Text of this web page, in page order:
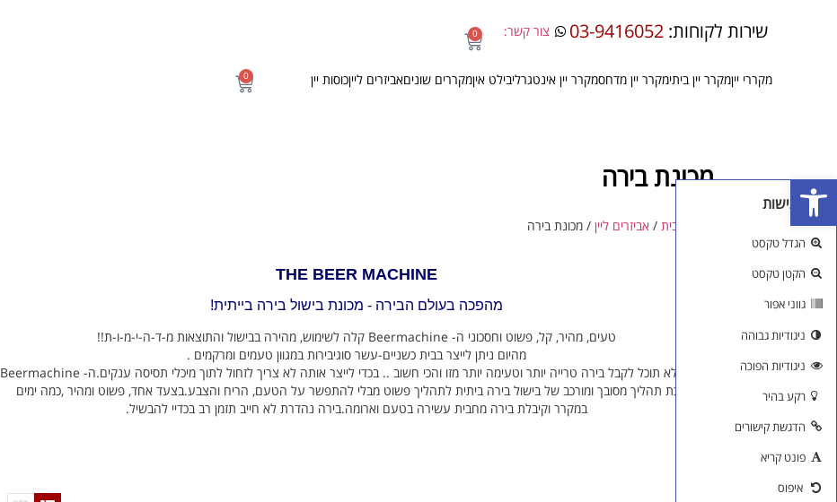
שירות לקוחות: 03-9416052 צור קשר: 0
מקררי ייןמקרר יין ביתימקרר יין מדחסמקרר יין אינטגרליבילט איןמקררים שוניםאביזרים לייןכוסות יין 0
מכונת בירה
עמוד הבית / אביזרים ליין / מכונת בירה
THE BEER MACHINE
מהפכה בעולם הבירה - מכונת בישול בירה בייתית!
טעים, מהיר, קל, פשוט וחסכוני ה- Beermachine קלה לשימוש, מהירה בבישול והתוצאות מ-ד-ה-י-מ-ו-ת!!
מהיום ניתן לייצר בבית כשניים-עשר סוגיבירות במגוון טעמים ומרקמים .
לעולם לא תוכל לקבל בירה טרייה יותר וטעימה יותר מזו והכי חשוב .. בכדי לייצר אותה לא צריך לזחול לתוך מיכלי תסיסה ענקים.ה- Beermachine
הופכת תהליך מסובך ומורכב של בישול בירה ביתית לתהליך פשוט מבלי להתפשר על הטעם, הריח והצבע.בצעד אחד, פשוט ומהיר ,כמה ימים
במקרר וקיבלת בירה מחבית עשירה בטעם וארומה.בירה נהדרת לא חייב תזמן רב בכדיי להבשיל.
פתח סרגל נגישות
כלי נגישות
הגדל טקסט
הקטן טקסט
גווני אפור
ניגודיות גבוהה
ניגודיות הפוכה
רקע בהיר
הדגשת קישורים
פונט קריא
איפוס